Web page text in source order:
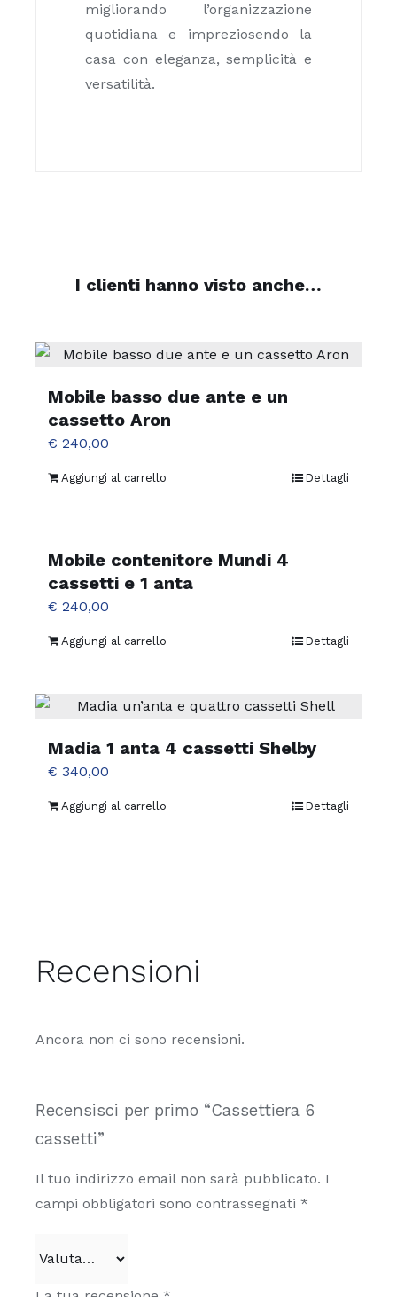
migliorando l’organizzazione
quotidiana e impreziosendo la
casa con eleganza, semplicità e
versatilità.
I clienti hanno visto anche…
Mobile basso due ante e un
cassetto Aron
€ 240,00
Aggiungi al carrello Dettagli
Mobile contenitore Mundi 4
cassetti e 1 anta
€ 240,00
Aggiungi al carrello Dettagli
Madia 1 anta 4 cassetti Shelby
€ 340,00
Aggiungi al carrello Dettagli
Recensioni
Ancora non ci sono recensioni.
Recensisci per primo “Cassettiera 6
cassetti”
Il tuo indirizzo email non sarà pubblicato. I
campi obbligatori sono contrassegnati *